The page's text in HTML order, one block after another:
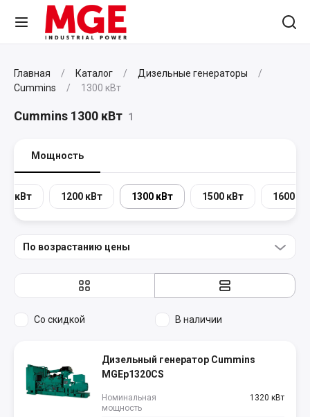
Главная Каталог
Дизельные генераторы
Cummins
1300 кВт
Cummins 1300 кВт 1
Мощность
кВт 1200 кВт 1300 кВт 1500 кВт 1600
По возрастанию цены
Со скидкой В наличии
Дизельный генератор Cummins
MGEp1320CS
Номинальная
мощность
1320 кВт